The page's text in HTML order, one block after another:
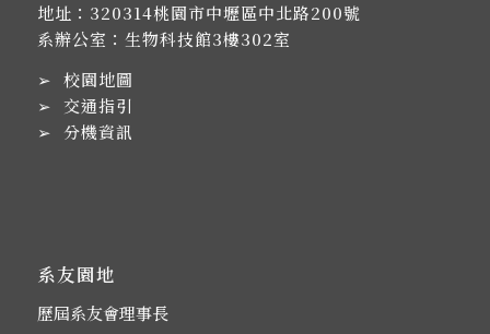
地址： 320314桃園市中壢區中北路200號
系辦公室：生物科技館3樓302室
➢ 校園地圖
➢ 交通指引
➢ 分機資訊
系友園地
歷屆系友會理事長